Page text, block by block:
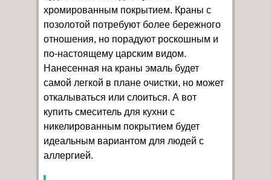
хромированным покрытием. Краны с
позолотой потребуют более бережного
отношения, но порадуют роскошным и
по-настоящему царским видом.
Нанесенная на краны эмаль будет
самой легкой в плане очистки, но может
откалываться или слоиться. А вот
купить смеситель для кухни с
никелированным покрытием будет
идеальным вариантом для людей с
аллергией.